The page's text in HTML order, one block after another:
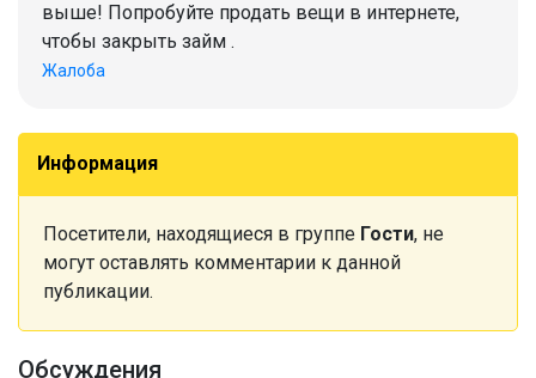
выше! Попробуйте продать вещи в интернете,
чтобы закрыть займ .
Жалоба
Информация
Посетители, находящиеся в группе Гости, не
могут оставлять комментарии к данной
публикации.
Обсуждения